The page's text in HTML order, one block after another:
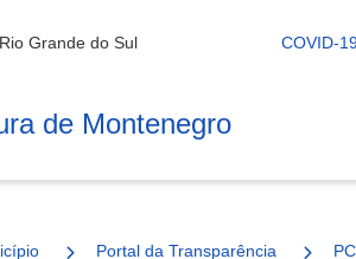
Grande do Sul COVID-
de Montenegro
Portal da Transparência